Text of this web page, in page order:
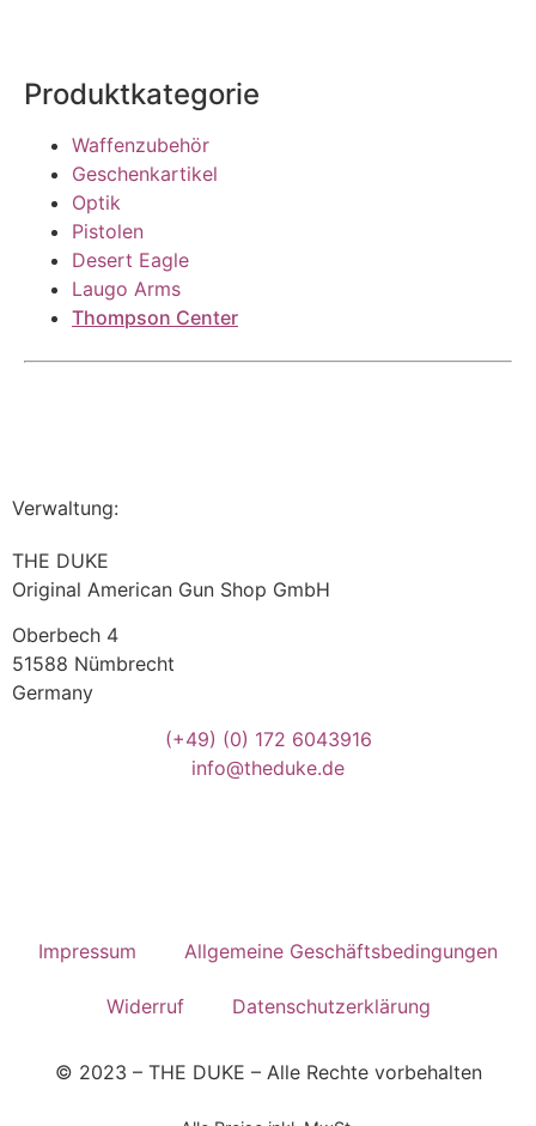
Produktkategorie
Waffenzubehör
Geschenkartikel
Optik
Pistolen
Desert Eagle
Laugo Arms
Thompson Center
Verwaltung:
THE DUKE
Original American Gun Shop GmbH
Oberbech 4
51588 Nümbrecht
Germany
(+49) (0) 172 6043916
info@theduke.de
Impressum Allgemeine Geschäftsbedingungen
Widerruf Datenschutzerklärung
© 2023 – THE DUKE – Alle Rechte vorbehalten